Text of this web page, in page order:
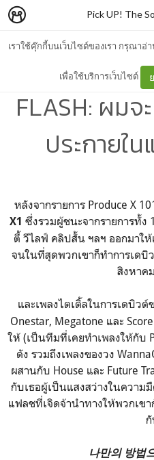
เราใช้คุ๊กกี้บนเว็บไซต์ของเรา กรุณาอ่
เพื่อใช้บริการเว็บไซต์
Pick UP! The
[แปลเพลง]
FLASH: ผม
ประกายใ
หลังจากรายการ Produce X
X1 ซึ่งรวมผู้ชนะจากรายการทั้ง
ตี้ วีไลฟ์ คลิปสั้น ฯลฯ ออกมาใ
จนในที่สุดพวกเขาก็ทำการเดบิ
สิงหาค
และเพลงไตเติ้ลในการเดบิวต์
Onestar, Megatone และ
ให้ (เป็นทีมที่เคยทำเพลงให้กับ
ดัง รวมถึงเพลงของวง
ผสานกับ House และ Future
กับเธอผู้เป็นแสงสว่างในความ
แฟลชที่เจิดจ้านำทางให้พวกเข
나만의 방법